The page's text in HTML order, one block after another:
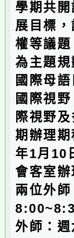
學期共
展目標
權等議
為主題
國際母
國際視
際視野
期辦理
年1月10
會客室
兩位外
外師：